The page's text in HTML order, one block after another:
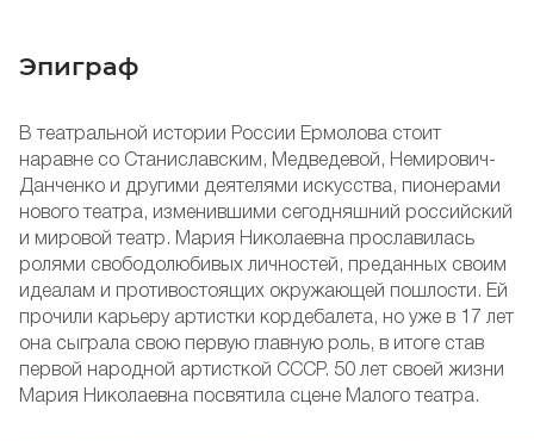
Эпиграф
В театральной истории России Ермолова стоит
наравне со Станиславским, Медведевой, Немирович-
Данченко и другими деятелями искусства, пионерами
нового театра, изменившими сегодняшний российский
и мировой театр. Мария Николаевна прославилась
ролями свободолюбивых личностей, преданных своим
идеалам и противостоящих окружающей пошлости. Ей
прочили карьеру артистки кордебалета, но уже в 17 лет
она сыграла свою первую главную роль, в итоге став
первой народной артисткой СССР. 50 лет своей жизни
Мария Николаевна посвятила сцене Малого театра.